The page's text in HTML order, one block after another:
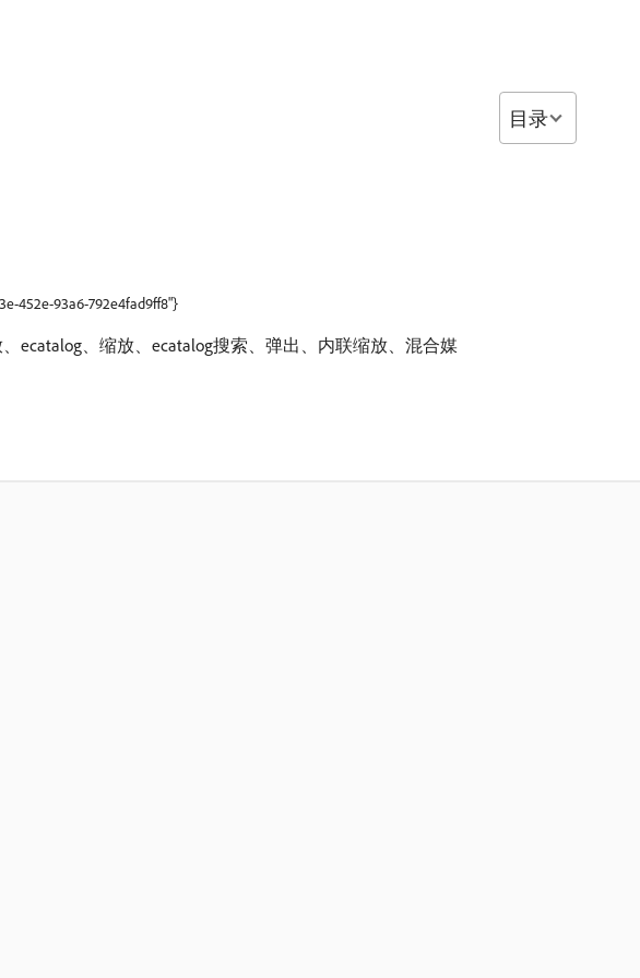
452e-93a6-792e4fad9ff8"}
ecatalog、缩放、ecatalog搜索、弹出、内联缩放、混合媒
目录